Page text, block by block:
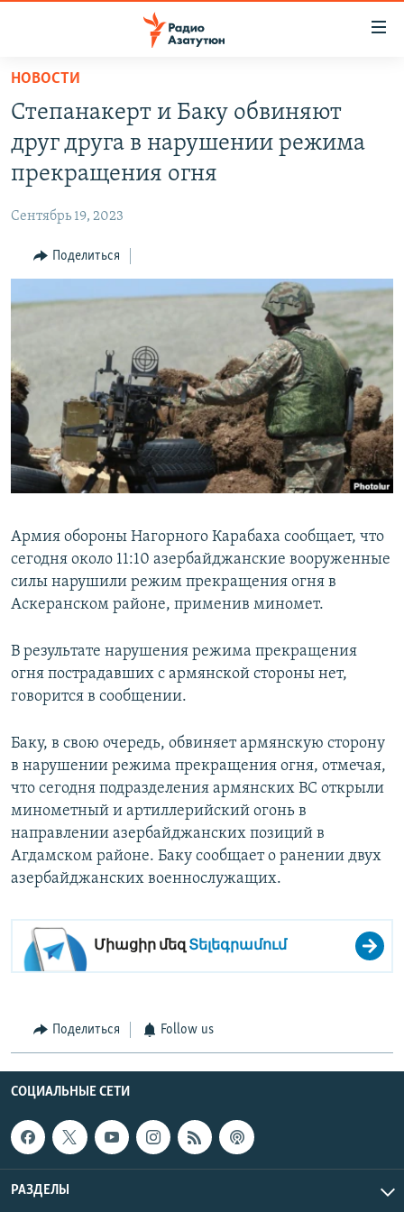
Перейти
основному
содержанию
Перейти
основной
навигации
Перейти
поиску
ПОЛИТИКА
ЭКОНОМИКА
РЕГИОН
НАГОРНЫЙ КАРАБАХ
СПОРТ
АРХИВ
Հայերեն
English
Все сайты Радио Азатутюн
НОВОСТИ
Степанакерт и Баку обвиняют
друг друга в нарушении режима
прекращения огня
Сентябрь 19, 2023
Поделиться
Армия обороны Нагорного Карабаха сообщает, что
сегодня около 11:10 азербайджанские вооруженные
силы нарушили режим прекращения огня в
Аскеранском районе, применив миномет.
В результате нарушения режима прекращения
огня пострадавших с армянской стороны нет,
говорится в сообщении.
Баку, в свою очередь, обвиняет армянскую сторону
в нарушении режима прекращения огня, отмечая,
что сегодня подразделения армянских ВС открыли
минометный и артиллерийский огонь в
направлении азербайджанских позиций в
Агдамском районе. Баку сообщает о ранении двух
азербайджанских военнослужащих.
Միացիր մեզ Տելեգրամում
Поделиться Follow us
СОЦИАЛЬНЫЕ СЕТИ
РАЗДЕЛЫ